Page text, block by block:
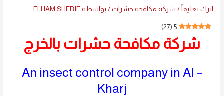
اترك تعليقاً / شركة مكافحة حشرات / بواسطة ELHAM SHERIF
5
(
27
)
شركة مكافحة حشرات بالخرج
An insect control company in Al –
Kharj